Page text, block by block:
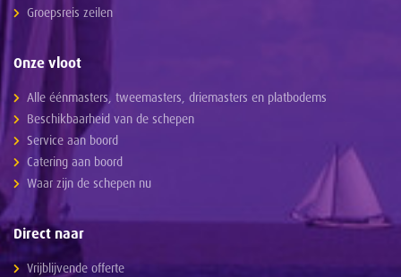
Groepsreis zeilen
Onze vloot
Alle éénmasters, tweemasters, driemasters en platbodems
Beschikbaarheid van de schepen
Service aan boord
Catering aan boord
Waar zijn de schepen nu
Direct naar
Vrijblijvende offerte